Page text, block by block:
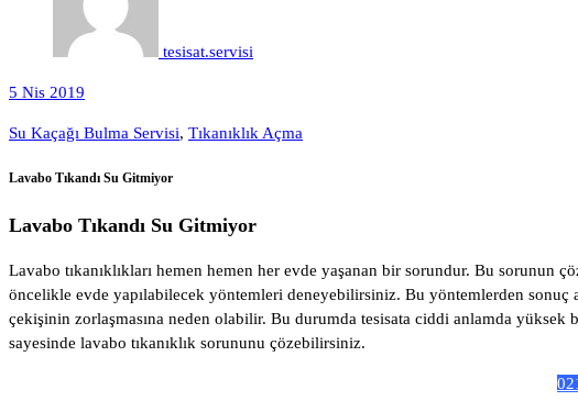
tesisat.servisi
5 Nis 2019
Su Kaçağı Bulma Servisi, Tıkanıklık Açma
Lavabo Tıkandı Su Gitmiyor
Lavabo Tıkandı Su Gitmiyor
Lavabo tıkanıklıkları hemen hemen her evde yaşanan bir sorundur. Bu sorunun
öncelikle evde yapılabilecek yöntemleri deneyebilirsiniz. Bu yöntemlerden sonuç
çekişinin zorlaşmasına neden olabilir. Bu durumda tesisata ciddi anlamda yüksek
sayesinde lavabo tıkanıklık sorununu çözebilirsiniz.